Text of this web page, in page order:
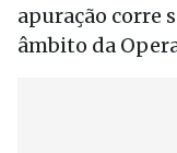
apuração corre
âmbito da